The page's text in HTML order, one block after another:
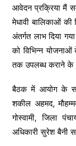
आवेदन प्रक्रिया मैं
मेधावी बालिकाओं
अंतर्गत लाभ दिया
को विभिन्न
तक उपलब्ध कराने के
बैठक में आयोग के
शकील अहमद,
गोस्वामी, जिला
अधिकारी सुरेश बैनी